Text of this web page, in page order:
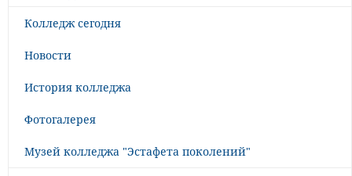
Колледж сегодня
Новости
История колледжа
Фотогалерея
Музей колледжа "Эстафета поколений"